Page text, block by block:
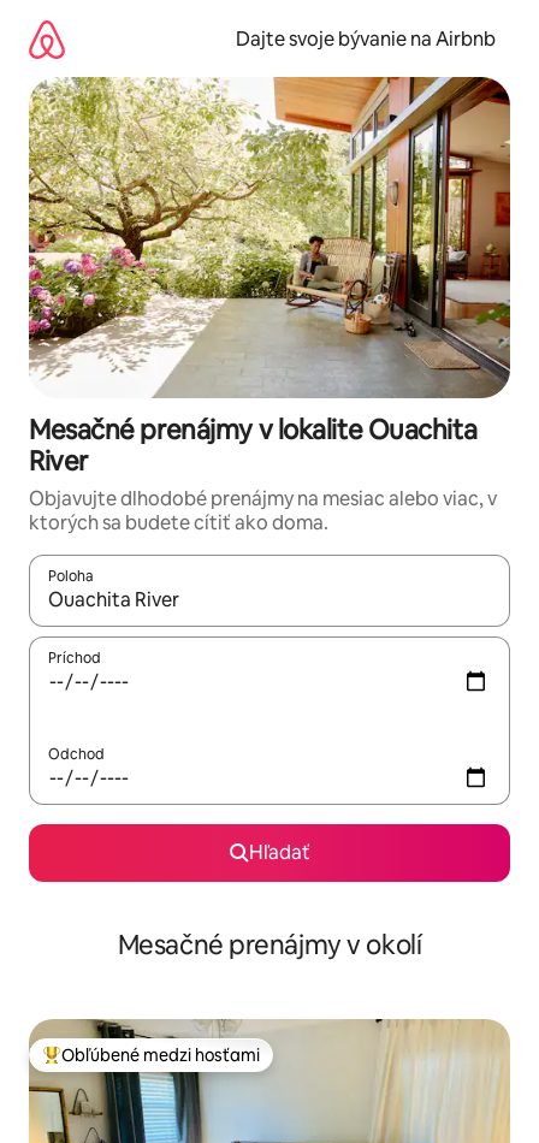
obsah.
Dajte svoje bývanie na Airbnb
Mesačné prenájmy v lokalite Ouachita
River
Objavujte dlhodobé prenájmy na mesiac alebo viac, v
ktorých sa budete cítiť ako doma.
Poloha
Keď budú výsledky k dispozícii, môžete si ich prechádzať
Príchod
Odchod
Hľadať
Mesačné prenájmy v okolí
Najobľúbenejšie medzi hosťami
Obľúbené medzi hosťami